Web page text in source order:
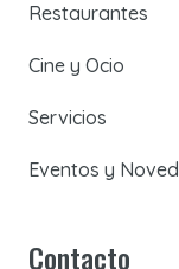
Restaurantes
Cine y Ocio
Servicios
Eventos y
Contacto